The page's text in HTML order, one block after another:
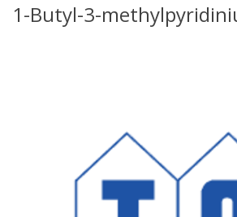
1-Butyl-3-